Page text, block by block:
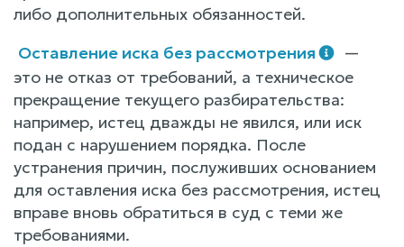
либо дополнительных обязанностей.
Оставление иска без рассмотрения
—
это не отказ от требований, а техническое
прекращение текущего разбирательства:
например, истец дважды не явился, или иск
подан с нарушением порядка. После
устранения причин, послуживших основанием
для оставления иска без рассмотрения, истец
вправе вновь обратиться в суд с теми же
требованиями.